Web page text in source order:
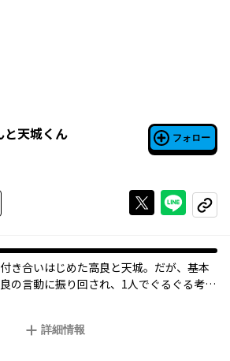
と天城くん フォロー
Xで投稿する
ライン
コピー
き合いはじめた高良と天城。だが、基本
の言動に振り回され、1人でぐるぐる考え
詳細情報